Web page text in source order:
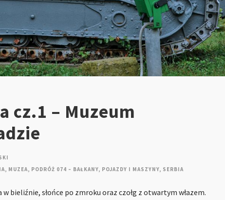
cz.1 – Muzeum
, MUZEA, PODRÓŻ 074 – BAŁKANY, POJAZDY I MASZYNY, SERBIA
bieliźnie, słońce po zmroku oraz czołg z otwartym włazem.